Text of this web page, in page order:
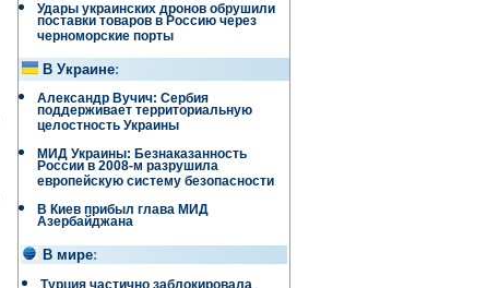
Удары украинских дронов обрушили
поставки товаров в Россию через
черноморские порты
В Украине:
Александр Вучич: Сербия
поддерживает территориальную
целостность Украины
МИД Украины: Безнаказанность
России в 2008-м разрушила
европейскую систему безопасности
В Киев прибыл глава МИД
Азербайджана
В мире:
Турция частично заблокировала